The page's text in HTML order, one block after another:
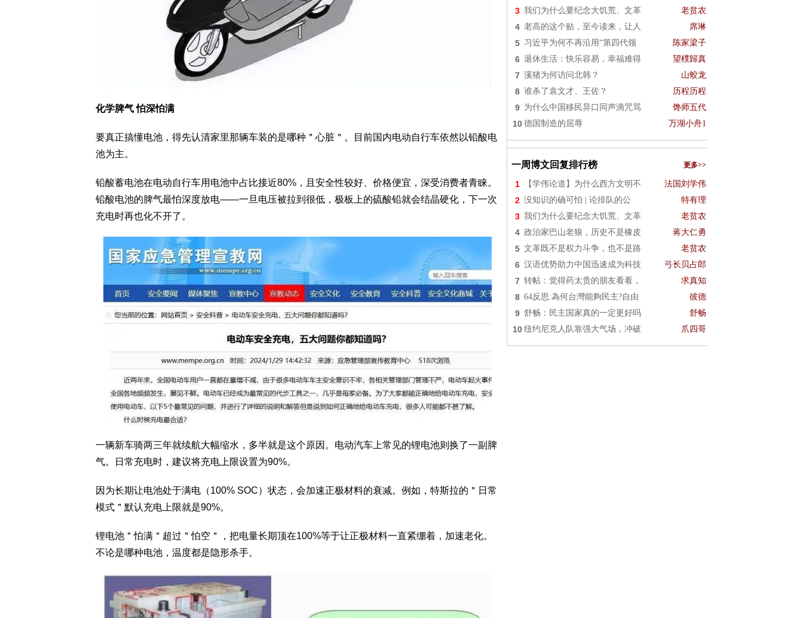
化学脾气 怕深怕满
要真正搞懂电池，得先认清家里那辆车装的是哪种＂心脏＂。目前国内电动自行车依然以铅酸电
池为主。
铅酸蓄电池在电动自行车用电池中占比接近80%，且安全性较好、价格便宜，深受消费者青睐。
铅酸电池的脾气最怕深度放电——一旦电压被拉到很低，极板上的硫酸铅就会结晶硬化，下一次
充电时再也化不开了。
一辆新车骑两三年就续航大幅缩水，多半就是这个原因。电动汽车上常见的锂电池则换了一副脾
气。日常充电时，建议将充电上限设置为90%。
因为长期让电池处于满电（100% SOC）状态，会加速正极材料的衰减。例如，特斯拉的＂日常
模式＂默认充电上限就是90%。
锂电池＂怕满＂超过＂怕空＂，把电量长期顶在100%等于让正极材料一直紧绷着，加速老化。
不论是哪种电池，温度都是隐形杀手。
3 我们为什么要纪念大饥荒、文革 老贫农
4 老高的这个贴，至今读来，让人 席琳
5 习近平为何不再沿用“第四代领 陈家梁子
6 退休生活：快乐容易，幸福难得 望樸歸真
7 溪猪为何访问北韩？ 山蛟龙
8 谁杀了袁文才、王佐？ 历程历程
9 为什么中国移民异口同声滴咒骂 馋师五代
10 德国制造的屈辱 万湖小舟1
一周博文回复排行榜 更多>>
1 【学伟论道】为什么西方文明不 法国刘学伟
2 没知识的确可怕 | 论排队的公 特有理
3 我们为什么要纪念大饥荒、文革 老贫农
4 政治家巴山老狼，历史不是橡皮 蒋大仁勇
5 文革既不是权力斗争，也不是路 老贫农
6 汉语优势助力中国迅速成为科技 弓长贝占郎
7 转帖：觉得药太贵的朋友看看， 求真知
8 64反思:為何台灣能夠民主?自由 彼德
9 舒畅：民主国家真的一定更好吗 舒畅
10 纽约尼克人队靠强大气场，冲破 爪四哥